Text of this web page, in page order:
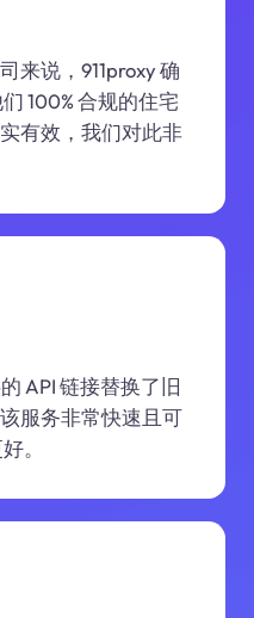
来说，911proxy 确
100% 合规的住宅
有效，我们对此非
API 链接替换了旧
服务非常快速且可
。